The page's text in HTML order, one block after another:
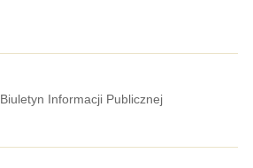
Biuletyn Informacji Publicznej